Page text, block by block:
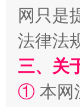
网只是
法律法
三、关
① 本网